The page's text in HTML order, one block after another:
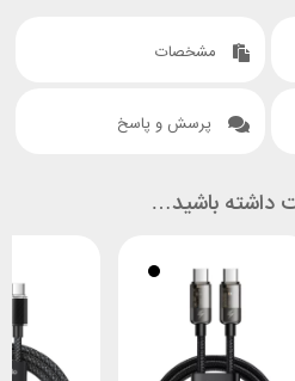
مشخصات
پرسش و پاسخ
باشید…